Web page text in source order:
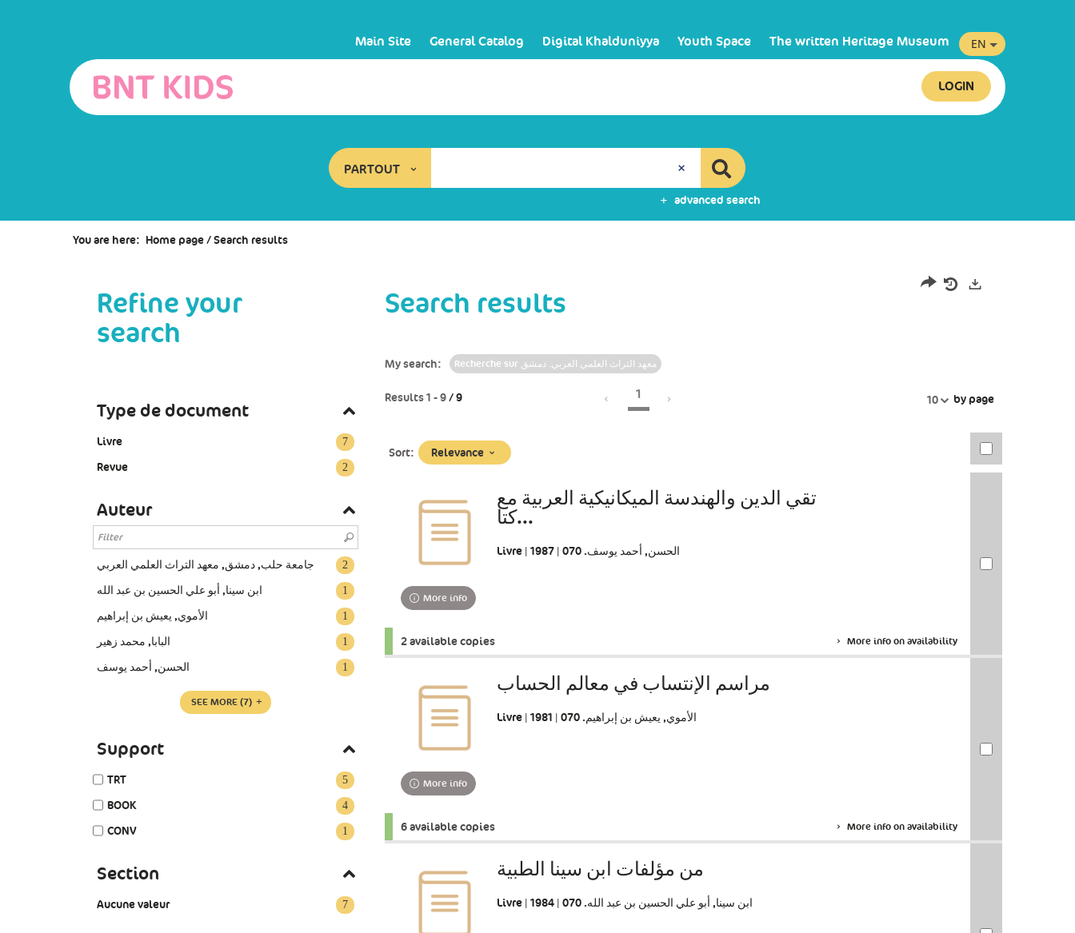
Main Site General Catalog Digital Khalduniyya Youth Space The written Heritage Museum
LOGIN
PARTOUT
advanced search
You are here: Home page/Search results
EN
Search results
My search: Recherche sur معهد التراث العلمي العربي. دمشق
Results1 -9/ 9 1 10 by page
Sort: (Immediate
update)
Relevance
تقي الدين والهندسة الميكانيكية العربية مع
كتا...
Livre | الحسن, أحمد يوسف. 070 | 1987
More info
2 available copies More info on availability
مراسم الإنتساب في معالم الحساب
Livre | الأموي, يعيش بن إبراهيم. 070 | 1981
More info
6 available copies More info on availability
من مؤلفات ابن سينا الطبية
Livre | ابن سينا, أبو علي الحسين بن عبد الله. 070 | 1984
Refine your
search
Type de document
7
Livre
2
Revue
Auteur
2 جامعة حلب‏, ‏دمشق‏, ‏معهد التراث العلمي العربي‏
1 ابن سينا, أبو علي الحسين بن عبد الله
1 الأموي, يعيش بن إبراهيم
1 البابا, محمد زهير
1 الحسن, أحمد يوسف
SEE MORE (7)
Support
5
TRT
4
BOOK
1
CONV
Section
7
Aucune valeur